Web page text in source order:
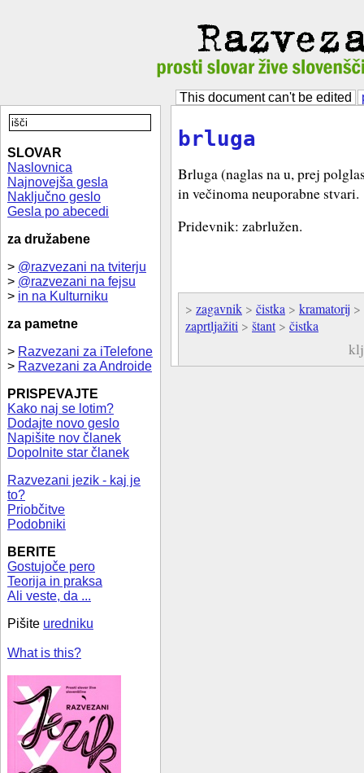
This document can't be edited
SLOVAR
Naslovnica
Najnovejša gesla
Naključno geslo
Gesla po abecedi
za družabene
> @razvezani na tviterju
> @razvezani na fejsu
> in na Kulturniku
za pametne
> Razvezani za iTelefone
> Razvezani za Androide
PRISPEVAJTE
Kako naj se lotim?
Dodajte novo geslo
Napišite nov članek
Dopolnite star članek
Razvezani jezik - kaj je
to?
Priobčitve
Podobniki
BERITE
Gostujoče pero
Teorija in praksa
Ali veste, da ...
Pišite uredniku
What is this?
brluga
Brluga (naglas na u, prej
in večinoma neuporabne stvari.
Pridevnik: zabrlužen.
> zagavnik > čistka > kramatorij >
zaprtljažiti > štant> čistka